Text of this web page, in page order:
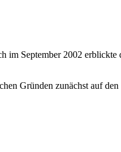
im September 2002
Gründen zunächst auf